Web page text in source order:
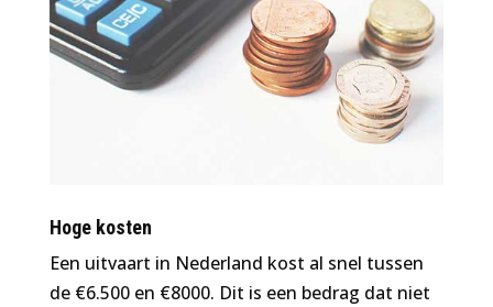
Hoge kosten
Een uitvaart in Nederland kost al snel tussen
de €6.500 en €8000. Dit is een bedrag dat niet